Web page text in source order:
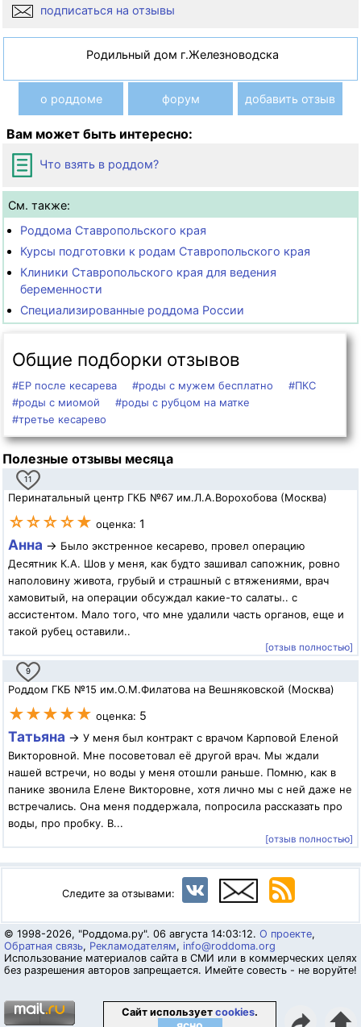
подписаться на отзывы
Родильный дом г.Железноводска
о роддоме форум добавить отзыв
Вам может быть интересно:
Что взять в роддом?
См. также:
Роддома Ставропольского края
Курсы подготовки к родам Ставропольского края
Клиники Ставропольского края для ведения
беременности
Специализированные роддома России
Общие подборки отзывов
#ЕР после кесарева #роды с мужем бесплатно
#ПКС
#роды с миомой
#роды с рубцом на матке
#третье кесарево
Полезные отзывы месяца
11
Перинатальный центр ГКБ №67 им.Л.А.Ворохобова (Москва)
☆☆☆☆★ оценка: 1
Анна → Было экстренное кесарево, провел операцию
Десятник К.А. Шов у меня, как будто зашивал сапожник, ровно
наполовину живота, грубый и страшный с втяжениями, врач
хамовитый, на операции обсуждал какие-то салаты.. с
ассистентом. Мало того, что мне удалили часть органов, еще и
такой рубец оставили..
[отзыв полностью]
9
Роддом ГКБ №15 им.О.М.Филатова на Вешняковской (Москва)
★★★★★ оценка: 5
Татьяна → У меня был контракт с врачом Карповой Еленой
Викторовной. Мне посоветовал её другой врач. Мы ждали
нашей встречи, но воды у меня отошли раньше. Помню, как в
панике звонила Елене Викторовне, хотя лично мы с ней даже не
встречались. Она меня поддержала, попросила рассказать про
воды, про пробку. В...
[отзыв полностью]
Сайт использует cookies. ⬆
Следите за отзывами:
© 1998-2026, "Роддома.ру". 06 августа 14:03:12. О проекте,
Обратная связь, Рекламодателям, info@roddoma.org
Использование материалов сайта в СМИ или в коммерческих целях
без разрешения авторов запрещается. Имейте совесть - не воруйте!